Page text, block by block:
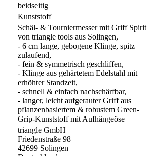
beidseitig
Kunststoff
Schäl- & Tourniermesser mit Griff Spirit
von triangle tools aus Solingen,
- 6 cm lange, gebogene Klinge, spitz
zulaufend,
- fein & symmetrisch geschliffen,
- Klinge aus gehärtetem Edelstahl mit
erhöhter Standzeit,
- schnell & einfach nachschärfbar,
- langer, leicht aufgerauter Griff aus
pflanzenbasiertem & robustem Green-
Grip-Kunststoff mit Aufhängeöse
triangle GmbH
Friedenstraße 98
42699 Solingen